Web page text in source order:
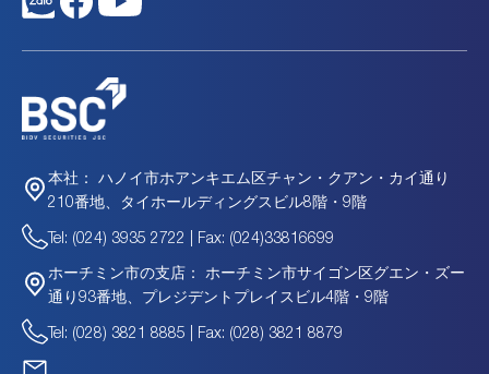
本社：
ハノイ市ホアンキエム区チャン・クアン・カイ通り
210番地、タイホールディングスビル8階・9階
Tel: (024) 3935 2722 | Fax: (024)33816699
ホーチミン市の支店：
ホーチミン市サイゴン区グエン・ズー
通り93番地、プレジデントプレイスビル4階・9階
Tel: (028) 3821 8885 | Fax: (028) 3821 8879